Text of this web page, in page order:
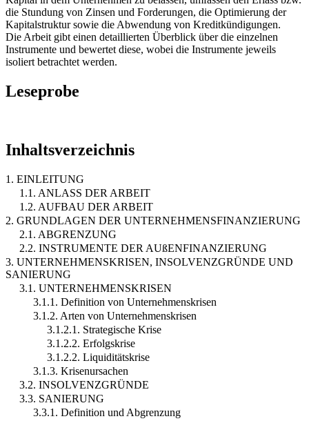
die Stundung von Zinsen und Forderungen, die Optimierung der
Kapitalstruktur sowie die Abwendung von Kreditkündigungen.
Die Arbeit gibt einen detaillierten Überblick über die einzelnen
Instrumente und bewertet diese, wobei die Instrumente jeweils
isoliert betrachtet werden.
Leseprobe
Inhaltsverzeichnis
1. EINLEITUNG
1.1. ANLASS DER ARBEIT
1.2. AUFBAU DER ARBEIT
2. GRUNDLAGEN DER UNTERNEHMENSFINANZIERUNG
2.1. ABGRENZUNG
2.2. INSTRUMENTE DER AUßENFINANZIERUNG
3. UNTERNEHMENSKRISEN, INSOLVENZGRÜNDE UND
SANIERUNG
3.1. UNTERNEHMENSKRISEN
3.1.1. Definition von Unternehmenskrisen
3.1.2. Arten von Unternehmenskrisen
3.1.2.1. Strategische Krise
3.1.2.2. Erfolgskrise
3.1.2.2. Liquiditätskrise
3.1.3. Krisenursachen
3.2. INSOLVENZGRÜNDE
3.3. SANIERUNG
3.3.1. Definition und Abgrenzung